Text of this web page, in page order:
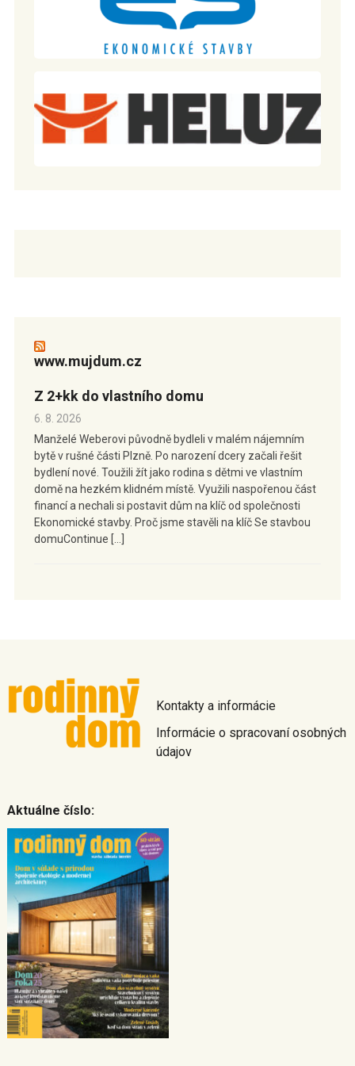
www.mujdum.cz
Z 2+kk do vlastního domu
6. 8. 2026
Manželé Weberovi původně bydleli v malém nájemním
bytě v rušné části Plzně. Po narození dcery začali řešit
bydlení nové. Toužili žít jako rodina s dětmi ve vlastním
domě na hezkém klidném místě. Využili naspořenou část
financí a nechali si postavit dům na klíč od společnosti
Ekonomické stavby. Proč jsme stavěli na klíč Se stavbou
domuContinue […]
Kontakty a informácie
Informácie o spracovaní osobných
údajov
Aktuálne číslo: